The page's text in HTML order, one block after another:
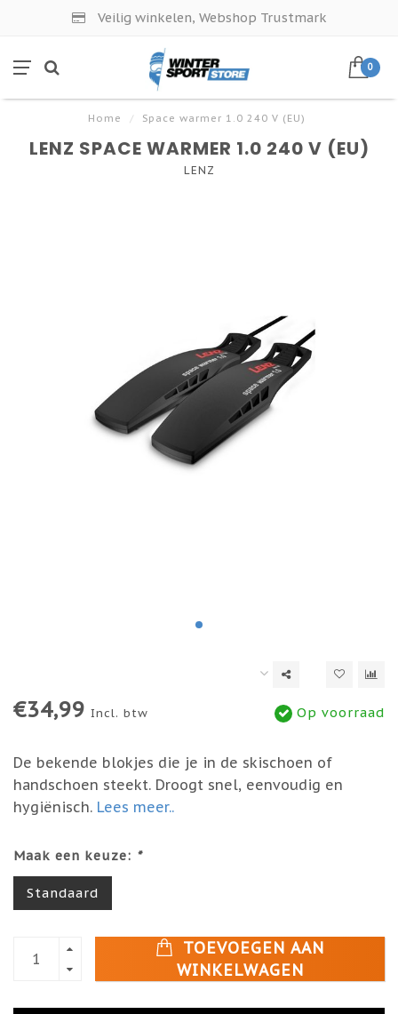
Veilig winkelen, Webshop Trustmark
0
Home / Space warmer 1.0 240 V (EU)
LENZ SPACE WARMER 1.0 240 V (EU)
LENZ
€34,99 Incl. btw Op voorraad
De bekende blokjes die je in de skischoen of
handschoen steekt. Droogt snel, eenvoudig en
hygiënisch. Lees meer..
Maak een keuze: *
Standaard
TOEVOEGEN AAN
WINKELWAGEN